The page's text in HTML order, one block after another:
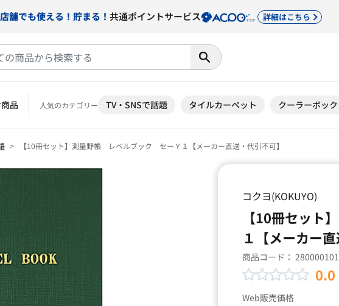
舗でも使える！貯まる！ 共通ポイントサービス 詳細はこちら
品 人気のカテゴリー TV・SNSで話題 タイルカーペット クーラーボッ
【10冊セット】測量野帳 レベルブック セーＹ１【メーカー直送・代引不可】
コクヨ(KOKUYO)
【10冊セッ
１【メーカー直
商品コード：
0.0
Web販売価格